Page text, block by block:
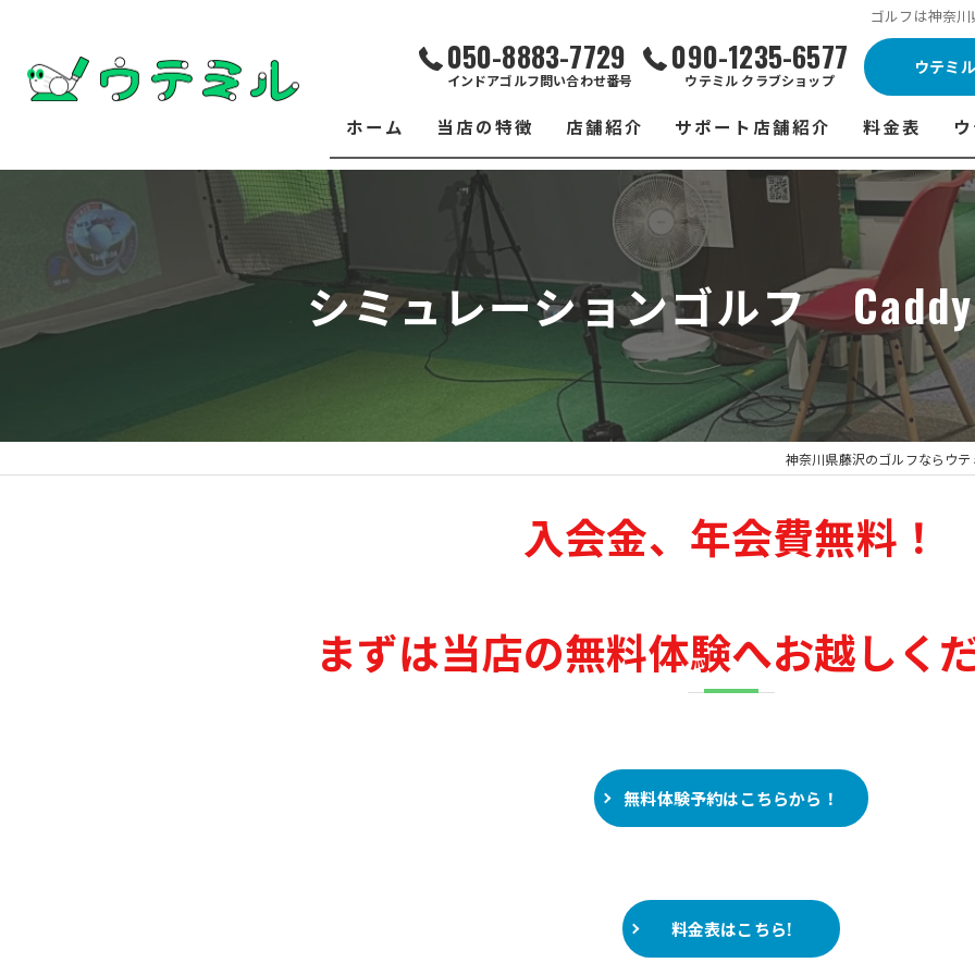
ゴルフは神奈
050-8883-7729
インドアゴルフ問い合わせ番号
090-1235-6577
ウテミル クラブショップ
ウテミ
ホーム 当店の特徴
サービス
レッスン
練習場
店舗紹介
ウテミル 藤沢店
ウテミル 浦安駅前店
市原インドアゴルフ
ウテミルスクール高崎店
サポート店舗紹介
シミュレーションゴルフ Caddy
Golfet亀有店
スズヨンゴルフクラブ(SUZU4-GOLFCLUB)
料金表
藤沢店 料金
浦安駅前店 料
市原インドア
ウテミルスク
サポート店舗
シミュレー
Golfet亀有
シミュレーションゴルフ
神奈川県藤沢のゴルフならウテ
入会金、年会費無料！
まずは当店の無料体験へお越しく
無料体験予約はこちらから！
料金表はこちら!